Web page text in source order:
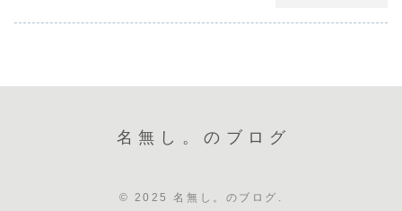
名無し。のブログ
© 2025 名無し。のブログ.